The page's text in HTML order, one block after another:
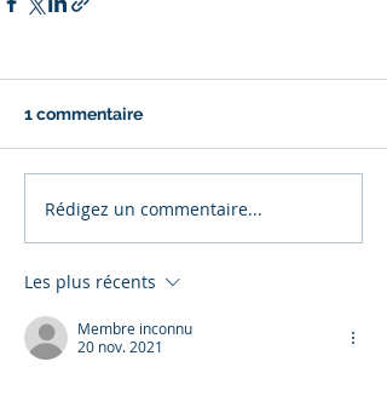
1 commentaire
Rédigez un commentaire...
Les plus récents
Membre inconnu
20 nov. 2021